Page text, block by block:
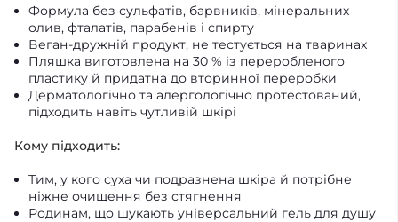
Формула без сульфатів, барвників, мінеральних
олив, фталатів, парабенів і спирту
Веган-дружній продукт, не тестується на тваринах
Пляшка виготовлена на 30 % із переробленого
пластику й придатна до вторинної переробки
Дерматологічно та алергологічно протестований,
підходить навіть чутливій шкірі
Кому підходить:
Тим, у кого суха чи подразнена шкіра й потрібне
ніжне очищення без стягнення
Родинам, що шукають універсальний гель для душу